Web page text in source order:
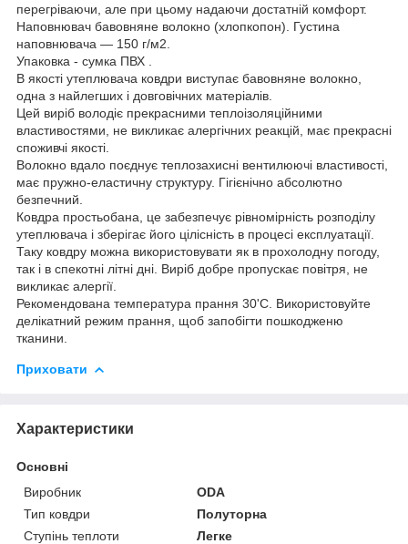
перегріваючи, але при цьому надаючи достатній комфорт.
Наповнювач бавовняне волокно (хлопкопон). Густина
наповнювача ― 150 г/м2.
Упаковка - сумка ПВХ .
В якості утеплювача ковдри виступає бавовняне волокно,
одна з найлегших і довговічних матеріалів.
Цей виріб володіє прекрасними теплоізоляційними
властивостями, не викликає алергічних реакцій, має прекрасні
споживчі якості.
Волокно вдало поєднує теплозахисні вентилюючі властивості,
має пружно-еластичну структуру. Гігієнічно абсолютно
безпечний.
Ковдра простьобана, це забезпечує рівномірність розподілу
утеплювача і зберігає його цілісність в процесі експлуатації.
Таку ковдру можна використовувати як в прохолодну погоду,
так і в спекотні літні дні. Виріб добре пропускає повітря, не
викликає алергії.
Рекомендована температура прання 30'С. Використовуйте
делікатний режим прання, щоб запобігти пошкодженю
тканини.
Приховати
Характеристики
Основні
Виробник
ODA
Тип ковдри
Полуторна
Ступінь теплоти
Легке